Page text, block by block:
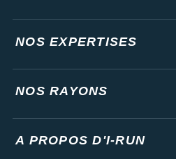
NOS EXPERTISES
NOS RAYONS
A PROPOS D'I-RUN